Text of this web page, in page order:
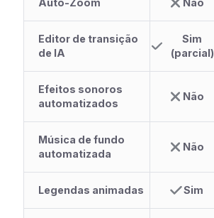
Auto-Zoom Não
Editor de transição
de IA
Sim
(parcial)
Efeitos sonoros
automatizados
Não
Música de fundo
automatizada
Não
Legendas animadas Sim